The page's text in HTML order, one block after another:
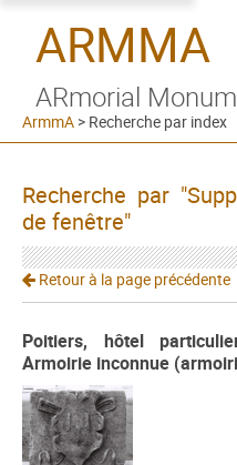
ARMMA
ARmorial
ArmmA > Recherche par index
Recherche par
de fenêtre"
Retour à la page précédente
Poitiers, hôtel
Armoirie inconnue